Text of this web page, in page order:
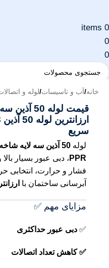
0
items
0
0
Search
خانه/آب و تاسیسات/لوله و
سریع
لوله 50 آذین سه لایه شاخه 4 متری
PPR ، دبی عبور بسیار
فشار و حرارت، انتخابی
آبرسانی ساختمان با
مزایای مهم ✅
✅ دبی عبور حداکثری
✅ کاهش تعداد اتصالات